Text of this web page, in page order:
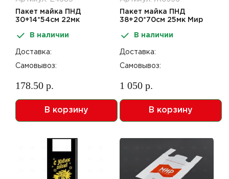
Пакет майка ПНД
30+14*54см 22мк
В наличии
Доставка:
Самовывоз:
178.50 р.
В корзину
Пакет майка ПНД
38+20*70см 25мк Мир
В наличии
Доставка:
Самовывоз:
1 050 р.
В корзину